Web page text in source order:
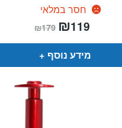
חסר במלאי
₪179 המחיר
המקורי
היה:
₪179.
₪119
הוא:
מידע נוסף